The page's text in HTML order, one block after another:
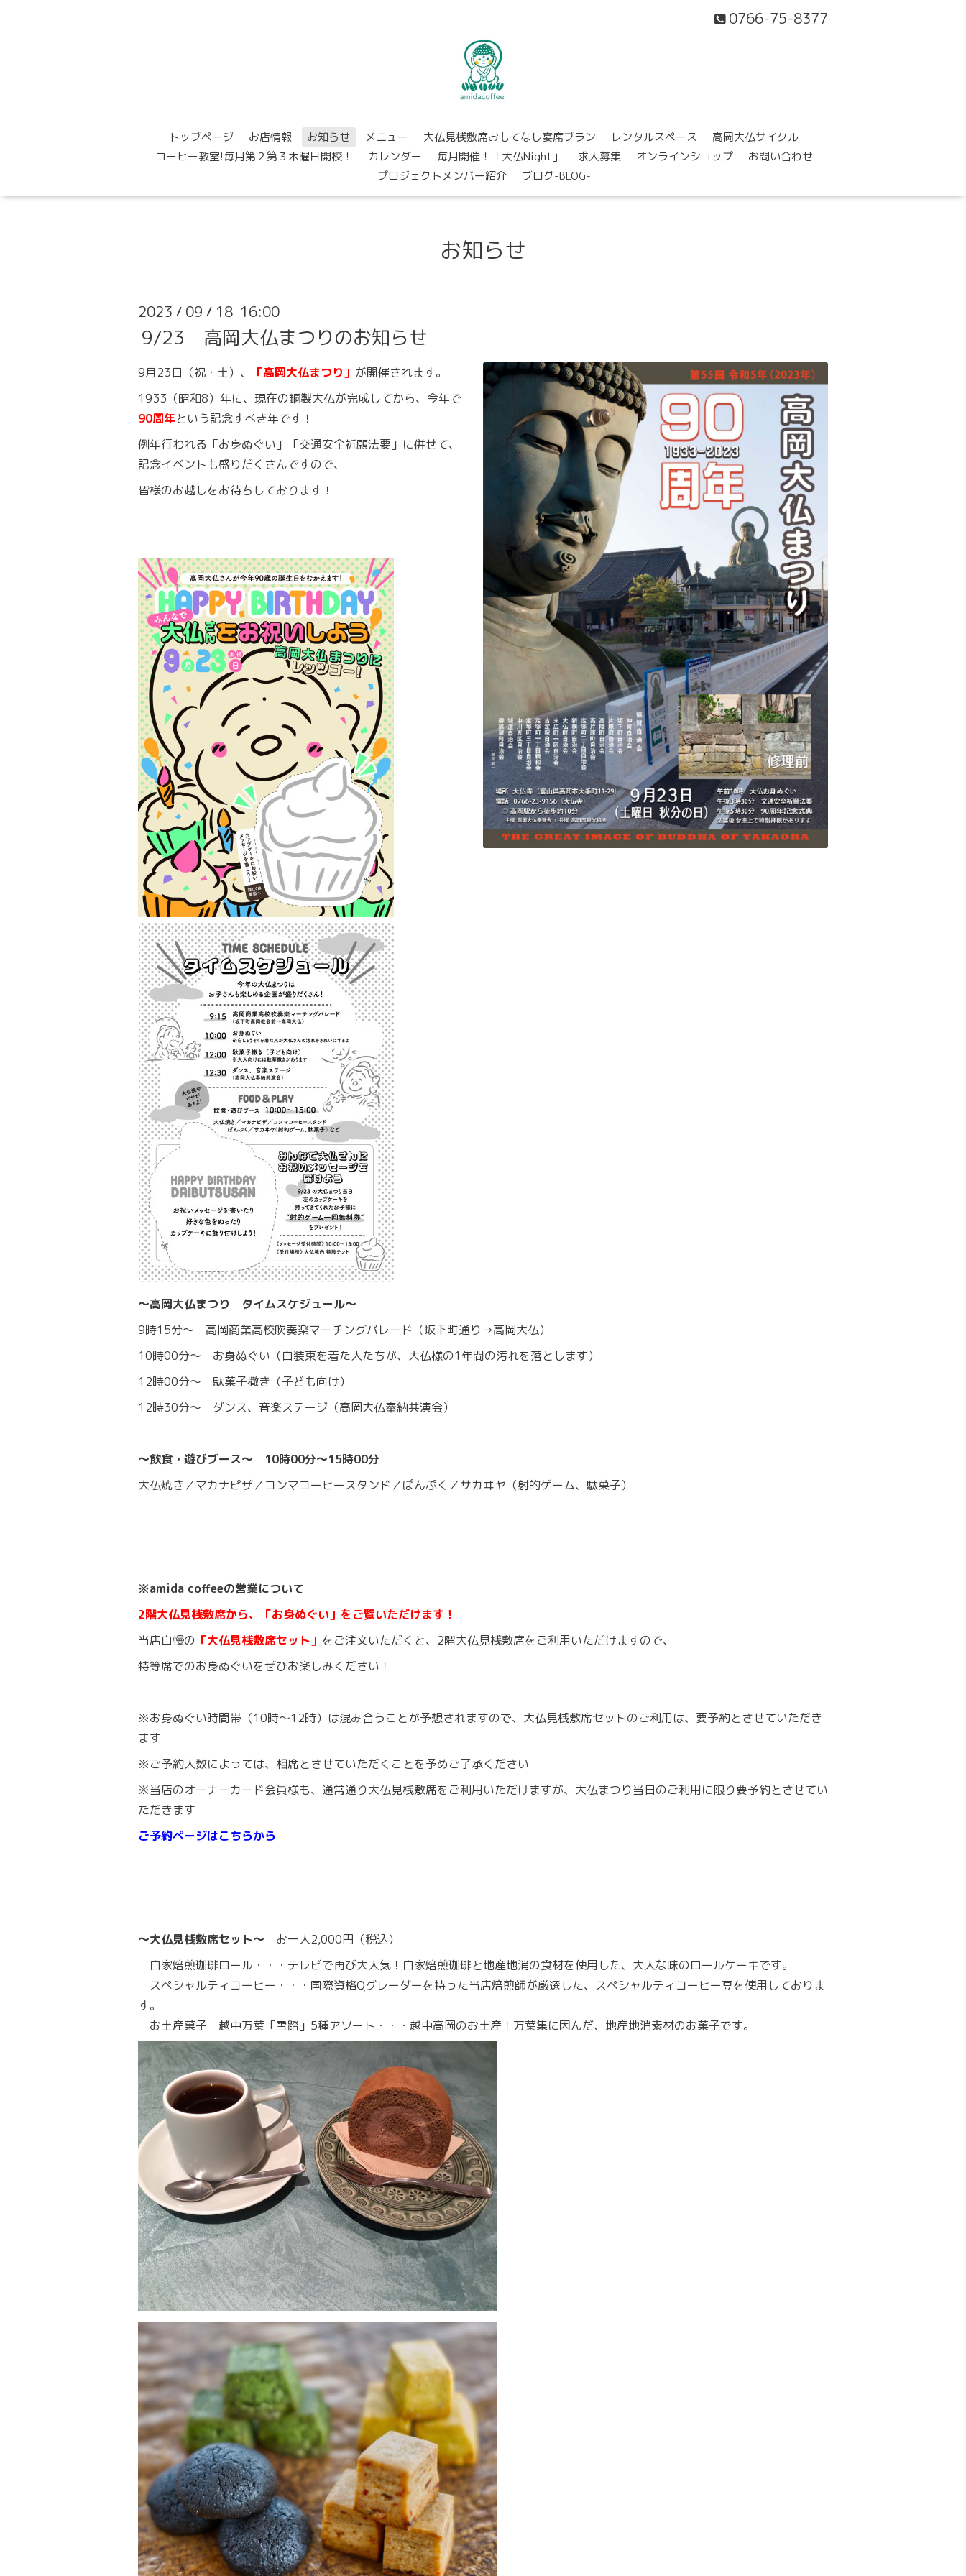
0766-75-8377
トップページ お店情報 お知らせ メニュー 大仏見桟敷席おもてなし宴席プラン レンタルスペース
高岡大仏サイクル
コーヒー教室!毎月第２第３木曜日開校！
カレンダー 毎月開催！「大仏Night」 求人募集 オンラインショップ
お問い合わせ
プロジェクトメンバー紹介
ブログ-BLOG-
お知らせ
2023 / 09 / 18 16:00
9/23 高岡大仏まつりのお知らせ
9月23日（祝・土）、 「高岡大仏まつり」 が開催されます。
1933（昭和8）年に、現在の銅製大仏が完成してから、今年で
90周年という記念すべき年です！
例年行われる「お身ぬぐい」「交通安全祈願法要」に併せて、
記念イベントも盛りだくさんですので、
皆様のお越しをお待ちしております！
〜高岡大仏まつり タイムスケジュール〜
9時15分〜 高岡商業高校吹奏楽マーチングパレード（坂下町通り→高岡大仏）
10時00分〜 お身ぬぐい（白装束を着た人たちが、大仏様の1年間の汚れを落とします）
12時00分〜 駄菓子撒き（子ども向け）
12時30分〜 ダンス、音楽ステージ（高岡大仏奉納共演会）
〜飲食・遊びブース〜 10時00分〜15時00分
大仏焼き／マカナピザ／コンマコーヒースタンド／ぽんぷく／サカヰヤ（射的ゲーム、駄菓子）
※amida coffeeの営業について
2階大仏見桟敷席から、「お身ぬぐい」をご覧いただけます！
当店自慢の 「大仏見桟敷席セット」 をご注文いただくと、2階大仏見桟敷席をご利用いただけますので、
特等席でのお身ぬぐいをぜひお楽しみください！
※お身ぬぐい時間帯（10時〜12時）は混み合うことが予想されますので、大仏見桟敷席セットのご利用は、要予約とさせていただき
ます
※ご予約人数によっては、相席とさせていただくことを予めご了承ください
※当店のオーナーカード会員様も、通常通り大仏見桟敷席をご利用いただけますが、大仏まつり当日のご利用に限り要予約とさせてい
ただきます
ご予約ページはこちらから
〜大仏見桟敷席セット〜 お一人2,000円（税込）
自家焙煎珈琲ロール・・・テレビで再び大人気！自家焙煎珈琲と地産地消の食材を使用した、大人な味のロールケーキです。
スペシャルティコーヒー・・・国際資格Qグレーダーを持った当店焙煎師が厳選した、スペシャルティコーヒー豆を使用しておりま
す。
お土産菓子 越中万葉「雪踏」5種アソート・・・越中高岡のお土産！万葉集に因んだ、地産地消素材のお菓子です。